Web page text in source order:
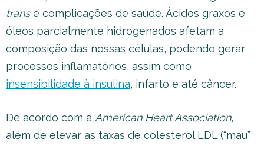
transe complicações de saúde. Ácidos graxos e
óleos parcialmente hidrogenados afetam a
composição das nossas células, podendo gerar
processos inflamatórios, assim como
insensibilidade à insulina, infarto e até câncer.
De acordo com a American Heart Association,
além de elevar as taxas de colesterol LDL (“mau”